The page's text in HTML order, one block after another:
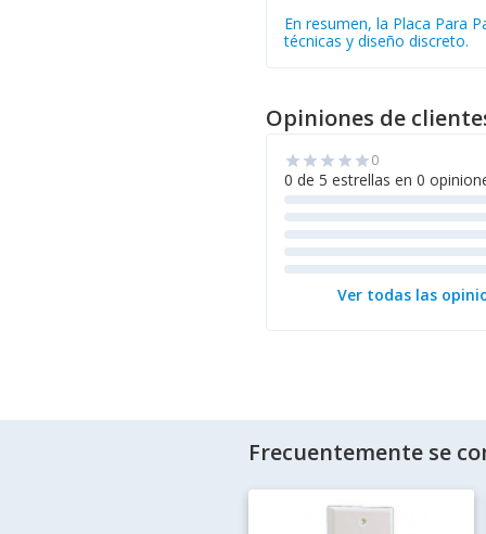
En resumen, la Placa Para
técnicas y diseño discreto.
Opiniones de
star star star star star0
0 de 5 estrellas en 0
Ver todas las
Frecuentemente se